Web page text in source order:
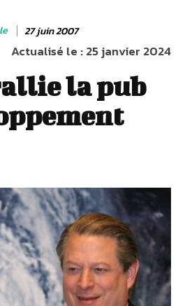
27 juin 2007
Actualisé le :25 janvier 2024
la pub